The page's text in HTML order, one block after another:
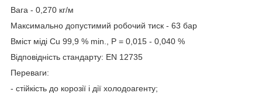
Вага - 0,270 кг/м
Максимально допустимий робочий тиск - 63 бар
Вміст міді Cu 99,9 % min., P = 0,015 - 0,040 %
Відповідність стандарту: EN 12735
Переваги:
- стійкість до корозії і дії холодоагенту;